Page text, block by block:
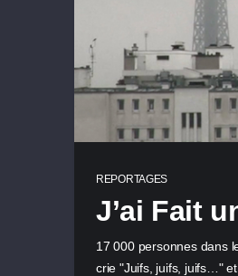
REPORTAGES
J’ai Fait
17 000 personnes dans
crie "Juifs, juifs, juifs…"